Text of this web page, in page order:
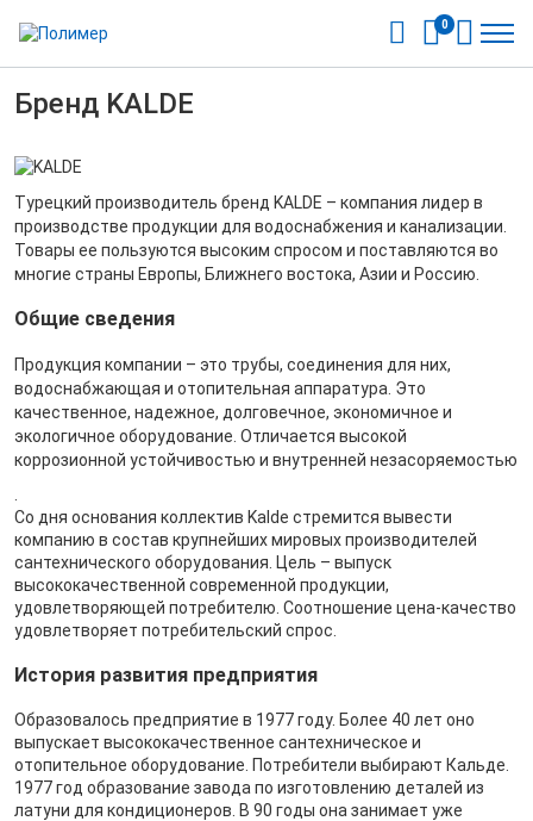
0
Бренд KALDE
Турецкий производитель бренд KALDE – компания лидер в
производстве продукции для водоснабжения и канализации.
Товары ее пользуются высоким спросом и поставляются во
многие страны Европы, Ближнего востока, Азии и Россию.
Общие сведения
Продукция компании – это трубы, соединения для них,
водоснабжающая и отопительная аппаратура. Это
качественное, надежное, долговечное, экономичное и
экологичное оборудование. Отличается высокой
коррозионной устойчивостью и внутренней незасоряемостью
Со дня основания коллектив Kalde стремится вывести
компанию в состав крупнейших мировых производителей
сантехнического оборудования. Цель – выпуск
высококачественной современной продукции,
удовлетворяющей потребителю. Соотношение цена-качество
удовлетворяет потребительский спрос.
История развития предприятия
Образовалось предприятие в 1977 году. Более 40 лет оно
выпускает высококачественное сантехническое и
отопительное оборудование. Потребители выбирают Кальде.
1977 год образование завода по изготовлению деталей из
латуни для кондиционеров. В 90 годы она занимает уже